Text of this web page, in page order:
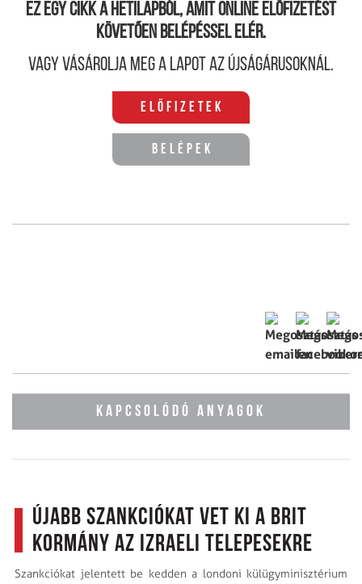
Ez egy cikk a hetilapból, amit online előfizetést
követően belépéssel elér.
Vagy vásárolja meg a lapot az újságárusoknál.
Előfizetek
Belépek
KAPCSOLÓDÓ ANYAGOK
Újabb szankciókat vet ki a brit
kormány az izraeli telepesekre
Szankciókat jelentett be kedden a londoni külügyminisztérium